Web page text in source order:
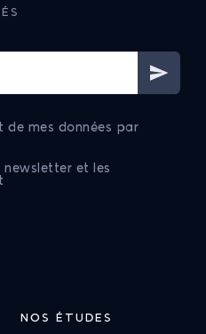
mes données par
et les
NOS ÉTUDES